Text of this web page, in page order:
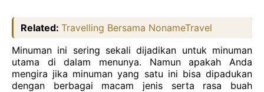
Related: Travelling Bersama NonameTravel
Minuman ini sering sekali dijadikan untuk minuman
utama di dalam
menunya. Namun apakah
Anda
mengira jika minuman yang satu ini bisa dipadukan
dengan
berbagai macam jenis
serta rasa buah